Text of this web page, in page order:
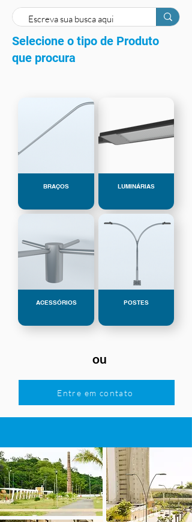
Selecione o tipo de Produto
que procura
BRAÇOS LUMINÁRIAS
ACESSÓRIOS POSTES
ou
Entre em contato